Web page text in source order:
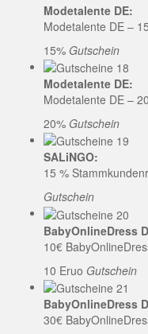
Modetalente DE:
Modetalente DE –
15% Gutschein
Modetalente DE:
Modetalente DE –
20% Gutschein
SALiNGO:
15 %
Gutschein
BabyOnlineDress
10€
10 Eruo Gutschein
BabyOnlineDress
30€